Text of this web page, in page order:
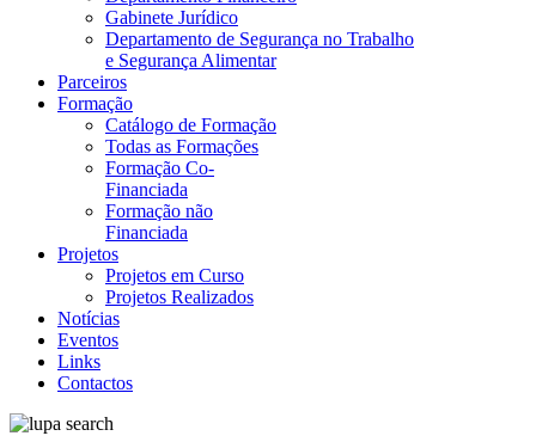
Gabinete Jurídico
Departamento de Segurança no Trabalho
e Segurança Alimentar
Parceiros
Formação
Catálogo de Formação
Todas as Formações
Formação Co-
Financiada
Formação não
Financiada
Projetos
Projetos em Curso
Projetos Realizados
Notícias
Eventos
Links
Contactos